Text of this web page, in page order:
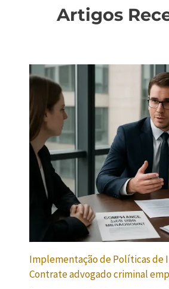
Artigos
Implementação de Políticas de
Contrate advogado criminal